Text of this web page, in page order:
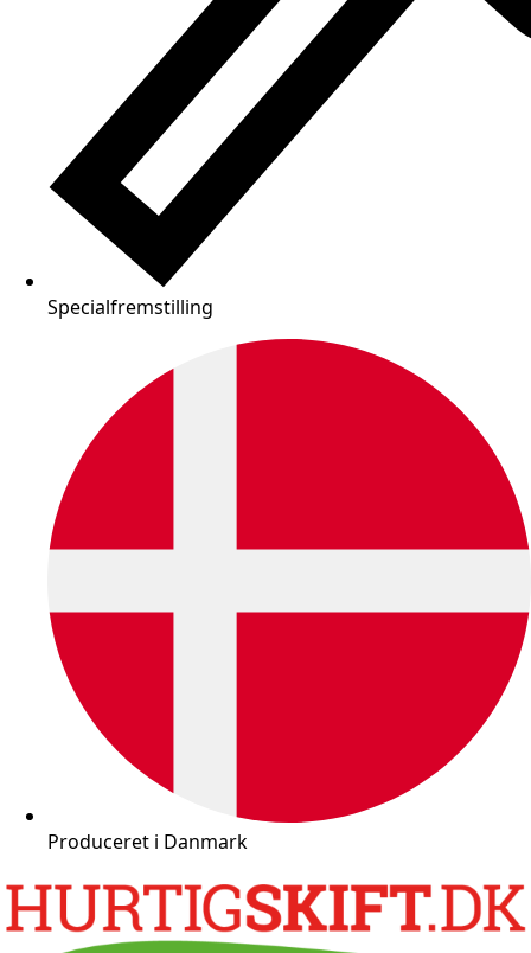
Specialfremstilling
Produceret i Danmark